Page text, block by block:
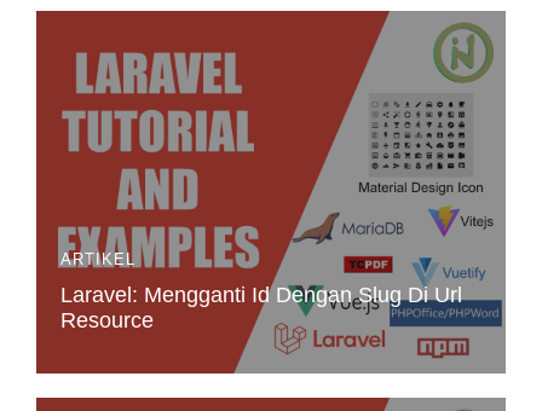
ARTIKEL
Laravel: Mengganti Id Dengan Slug Di Url
Resource